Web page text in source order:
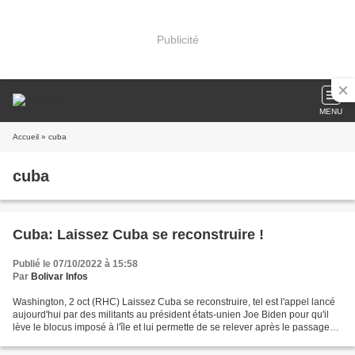
Publicité
MENU
Accueil » cuba
cuba
Cuba: Laissez Cuba se reconstruire !
Publié le 07/10/2022 à 15:58
Par Bolivar Infos
Washington, 2 oct (RHC) Laissez Cuba se reconstruire, tel est l'appel lancé
aujourd'hui par des militants au président états-unien Joe Biden pour qu'il
lève le blocus imposé à l'île et lui permette de se relever après le passage